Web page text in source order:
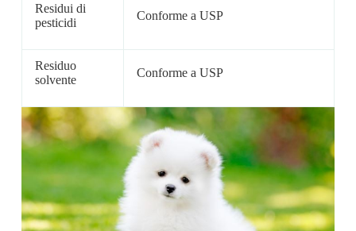
Residui di
pesticidi
Conforme a USP
Residuo
solvente
Conforme a USP